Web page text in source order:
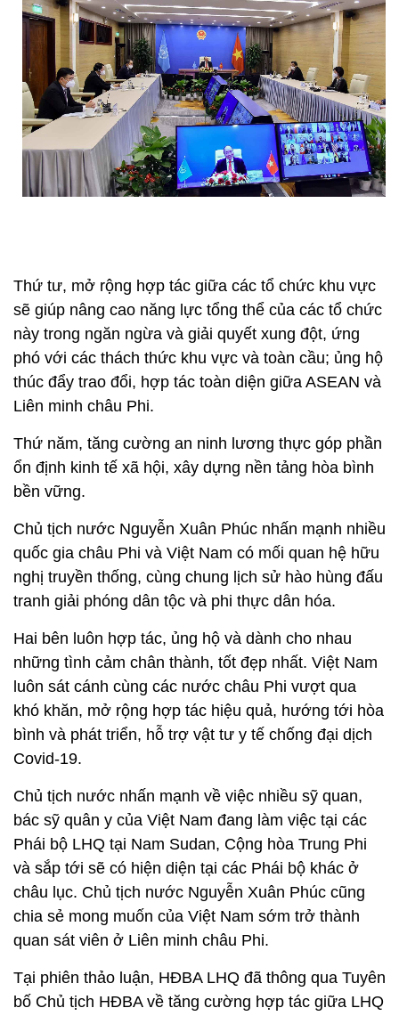
Thứ tư, mở rộng hợp tác giữa các tổ chức khu vực
sẽ giúp nâng cao năng lực tổng thể của các tổ chức
này trong ngăn ngừa và giải quyết xung đột, ứng
phó với các thách thức khu vực và toàn cầu; ủng hộ
thúc đẩy trao đổi, hợp tác toàn diện giữa ASEAN và
Liên minh châu Phi.
Thứ năm, tăng cường an ninh lương thực góp phần
ổn định kinh tế xã hội, xây dựng nền tảng hòa bình
bền vững.
Chủ tịch nước Nguyễn Xuân Phúc nhấn mạnh nhiều
quốc gia châu Phi và Việt Nam có mối quan hệ hữu
nghị truyền thống, cùng chung lịch sử hào hùng đấu
tranh giải phóng dân tộc và phi thực dân hóa.
Hai bên luôn hợp tác, ủng hộ và dành cho nhau
những tình cảm chân thành, tốt đẹp nhất. Việt Nam
luôn sát cánh cùng các nước châu Phi vượt qua
khó khăn, mở rộng hợp tác hiệu quả, hướng tới hòa
bình và phát triển, hỗ trợ vật tư y tế chống đại dịch
Covid-19.
Chủ tịch nước nhấn mạnh về việc nhiều sỹ quan,
bác sỹ quân y của Việt Nam đang làm việc tại các
Phái bộ LHQ tại Nam Sudan, Cộng hòa Trung Phi
và sắp tới sẽ có hiện diện tại các Phái bộ khác ở
châu lục. Chủ tịch nước Nguyễn Xuân Phúc cũng
chia sẻ mong muốn của Việt Nam sớm trở thành
quan sát viên ở Liên minh châu Phi.
Tại phiên thảo luận, HĐBA LHQ đã thông qua Tuyên
bố Chủ tịch HĐBA về tăng cường hợp tác giữa LHQ